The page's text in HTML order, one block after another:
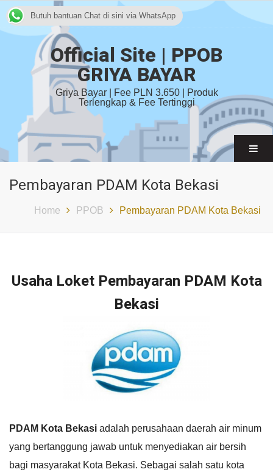
Official Site | PPOB
GRIYA BAYAR
Griya Bayar | Fee PLN 3.650 | Produk
Terlengkap & Fee Tertinggi
Pembayaran PDAM Kota Bekasi
Home PPOB Pembayaran PDAM Kota Bekasi
Usaha Loket Pembayaran PDAM Kota
Bekasi
PDAM Kota Bekasi adalah perusahaan daerah air minum
yang bertanggung jawab untuk menyediakan air bersih
bagi masyarakat Kota Bekasi. Sebagai salah satu kota
Butuh bantuan Chat di sini via WhatsApp